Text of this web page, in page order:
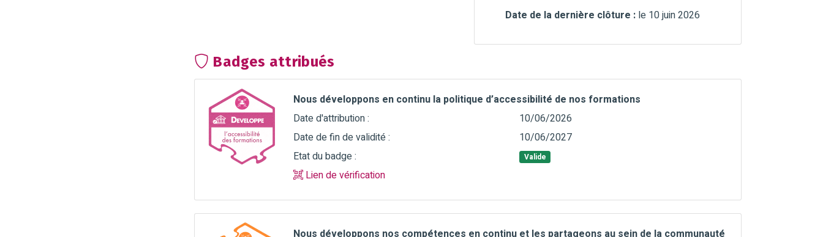
Date de la dernière clôture : le 10 juin 2026
Badges attribués
Nous développons en continu la politique d’accessibilité de nos formations
Date d'attribution :
10/06/2026
Date de fin de validité :
10/06/2027
Etat du badge :
Valide
Lien de vérification
Nous développons nos compétences en continu et les partageons au sein de la communauté